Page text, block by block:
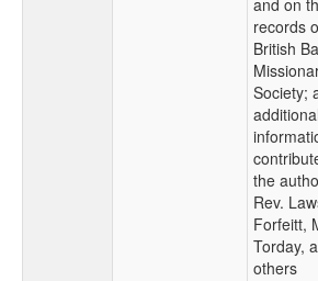
and on
records
British
Society;
additional
the
Rev.
Forfeitt,
Torday,
others